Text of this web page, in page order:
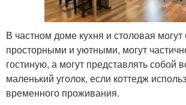
В частном доме кухня и столовая
просторными и уютными, могут
гостиную, а могут представлять собой
маленький уголок, если коттедж
временного проживания.